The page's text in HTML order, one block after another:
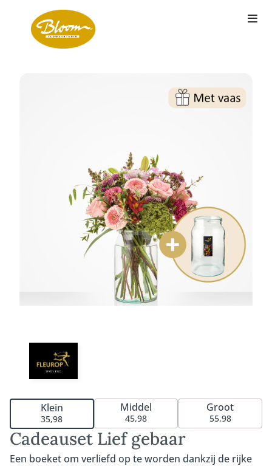
Cadeauset Lief gebaar
Een boeket om verliefd op te worden dankzij de rijke
Klein
35,98
Middel
45,98
Groot
55,98